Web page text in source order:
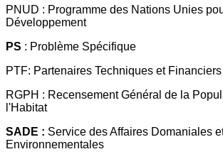
PNUD : Programme des Nations Unies
Développement
PS : Problème Spécifique
PTF: Partenaires Techniques et Financiers
RGPH : Recensement Général de la
l'Habitat
SADE : Service des Affaires Domaniales
Environnementales